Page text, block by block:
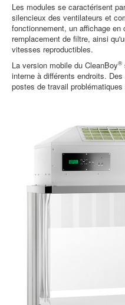
Les modules se caractérisent
silencieux des ventilateurs et
fonctionnement, un affichage
remplacement de filtre, ainsi
vitesses reproductibles.
La version mobile du CleanBoy®
interne à différents endroits.
postes de travail